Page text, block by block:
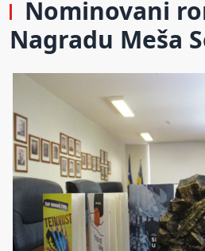
Nominovani
Nagradu Meša